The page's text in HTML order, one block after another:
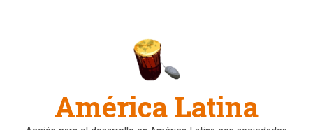
América Latina